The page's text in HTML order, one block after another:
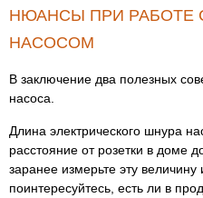
НЮАНСЫ ПРИ РАБОТЕ
НАСОСОМ
В заключение два полезных
насоса.
Длина электрического шнура
расстояние от розетки в доме
заранее измерьте эту величину
поинтересуйтесь, есть ли в